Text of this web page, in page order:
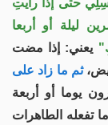
ليلة أو أربعا
يعني: إذا مضت
ثم ما زاد على
يوما أو أربعة
تفعله الطاهرات